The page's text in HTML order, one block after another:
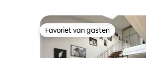
Favoriet van gasten
Favoriet van gasten